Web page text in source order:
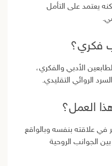
يعتمد على التأمل
فكري؟
الأدبي والفكري،
الروائي التقليدي.
العمل؟
في علاقته بنفسه وبالواقع
الجوانب الروحية